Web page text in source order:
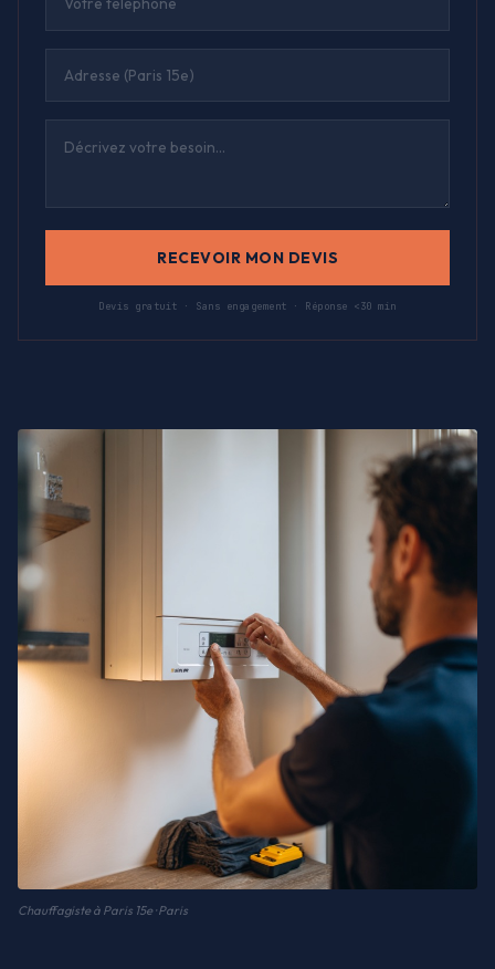
RECEVOIR MON DEVIS
Devis gratuit · Sans engagement · Réponse <30 min
Chauffagiste à Paris 15e · Paris